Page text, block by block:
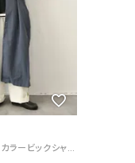
LAOCOONTE（ラオコンテ）
LAURA DI MAGGIO（ロー
le camouflage tribe（ル
トライブ）
mizuiro ind（ミズイロ イン
prit｜レギュラーカラービックシャツワンピース [[P80609]][C]